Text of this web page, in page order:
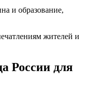
и образование,
жителей и
России для